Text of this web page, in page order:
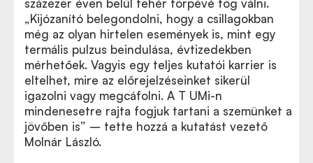
százezer éven belül fehér törpévé fog válni.
„Kijózanító belegondolni, hogy a csillagokban
még az olyan hirtelen események is, mint egy
termális pulzus beindulása, évtizedekben
mérhetőek. Vagyis egy teljes kutatói karrier is
eltelhet, mire az előrejelzéseinket sikerül
igazolni vagy megcáfolni. A T UMi-n
mindenesetre rajta fogjuk tartani a szemünket a
jövőben is” – tette hozzá a kutatást vezető
Molnár László.